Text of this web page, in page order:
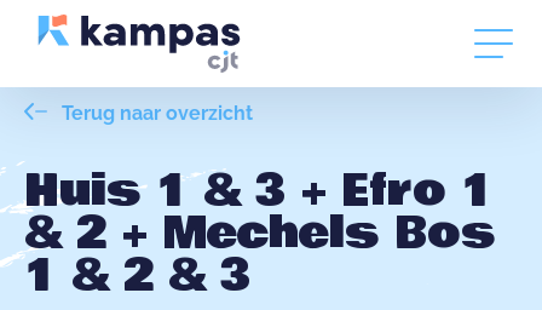
Terug naar overzicht
Huis 1 & 3 + Efro 1
& 2 + Mechels Bos
1 & 2 & 3